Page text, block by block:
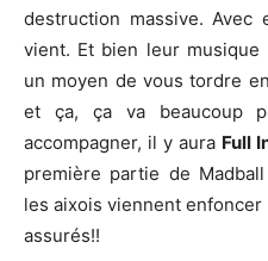
destruction massive. Avec
vient. Et bien leur
un moyen de vous tordre
et ça, ça va beaucoup
accompagner, il y aura Full
première partie de
les aixois viennent
assurés!!